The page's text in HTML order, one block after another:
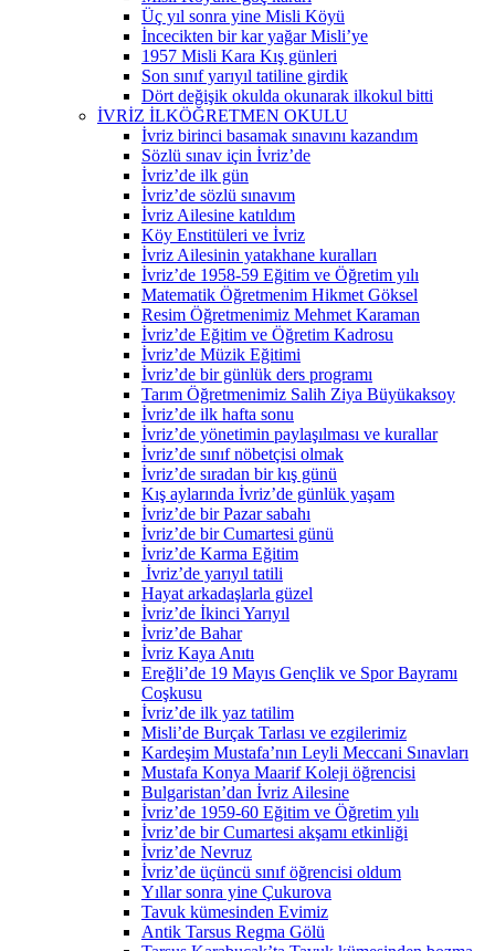
Üç yıl sonra yine Misli Köyü
İncecikten bir kar yağar Misli’ye
1957 Misli Kara Kış günleri
Son sınıf yarıyıl tatiline girdik
Dört değişik okulda okunarak ilkokul bitti
İVRİZ İLKÖĞRETMEN OKULU
İvriz birinci basamak sınavını kazandım
Sözlü sınav için İvriz’de
İvriz’de ilk gün
İvriz’de sözlü sınavım
İvriz Ailesine katıldım
Köy Enstitüleri ve İvriz
İvriz Ailesinin yatakhane kuralları
İvriz’de 1958-59 Eğitim ve Öğretim yılı
Matematik Öğretmenim Hikmet Göksel
Resim Öğretmenimiz Mehmet Karaman
İvriz’de Eğitim ve Öğretim Kadrosu
İvriz’de Müzik Eğitimi
İvriz’de bir günlük ders programı
Tarım Öğretmenimiz Salih Ziya Büyükaksoy
İvriz’de ilk hafta sonu
İvriz’de yönetimin paylaşılması ve kurallar
İvriz’de sınıf nöbetçisi olmak
İvriz’de sıradan bir kış günü
Kış aylarında İvriz’de günlük yaşam
İvriz’de bir Pazar sabahı
İvriz’de bir Cumartesi günü
İvriz’de Karma Eğitim
İvriz’de yarıyıl tatili
Hayat arkadaşlarla güzel
İvriz’de İkinci Yarıyıl
İvriz’de Bahar
İvriz Kaya Anıtı
Ereğli’de 19 Mayıs Gençlik ve Spor Bayramı
Coşkusu
İvriz’de ilk yaz tatilim
Misli’de Burçak Tarlası ve ezgilerimiz
Kardeşim Mustafa’nın Leyli Meccani Sınavları
Mustafa Konya Maarif Koleji öğrencisi
Bulgaristan’dan İvriz Ailesine
İvriz’de 1959-60 Eğitim ve Öğretim yılı
İvriz’de bir Cumartesi akşamı etkinliği
İvriz’de Nevruz
İvriz’de üçüncü sınıf öğrencisi oldum
Yıllar sonra yine Çukurova
Tavuk kümesinden Evimiz
Antik Tarsus Regma Gölü